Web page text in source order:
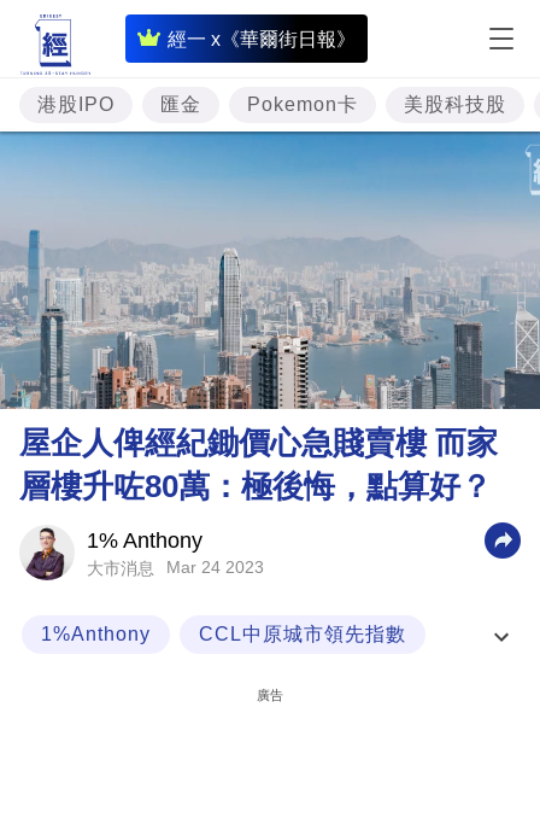
經一 x《華爾街日報》
即
時
財
經
資
樓
市
理
財
商
科
港股IPO 匯金 Pokemon卡 美股科技股
屋企人俾經紀鋤價心急賤賣樓 而家
層樓升咗80萬：極後悔，點算好？
1% Anthony
大市消息 Mar 24 2023
1%Anthony CCL中原城市領先指數
廣告